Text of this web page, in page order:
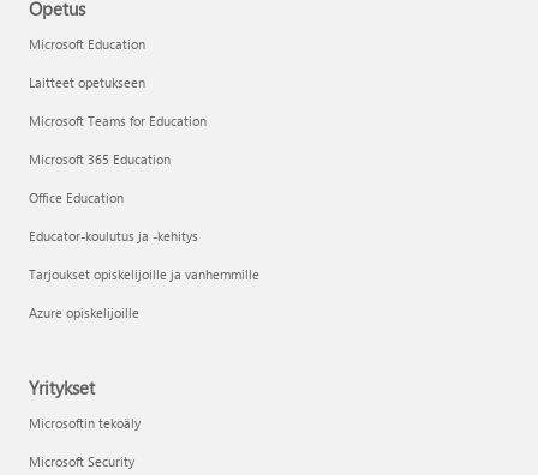
Opetus
Microsoft Education
Laitteet opetukseen
Microsoft Teams for Education
Microsoft 365 Education
Office Education
Educator-koulutus ja -kehitys
Tarjoukset opiskelijoille ja vanhemmille
Azure opiskelijoille
Yritykset
Microsoftin tekoäly
Microsoft Security